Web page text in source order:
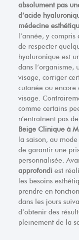
absolument pas
d’acide
médecine
l’année, y
de respecter
hyaluronique est
dans l’organisme,
visage, corriger
cutanée ou encore
visage.
comme certains
n’entraînent pas
Beige Clinique à
la saison, au
de garantir une
personnalisée.
approfondi est
les besoins
prendre en
dans les jours
d’obtenir des
pleinement de la